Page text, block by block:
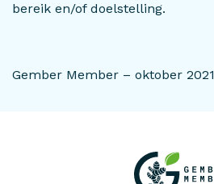
bereik en/of doelstelling.
Gember Member – oktober 2021